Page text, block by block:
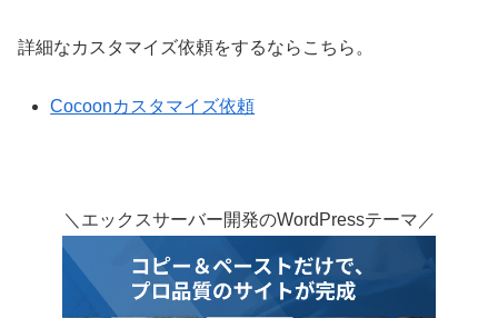
詳細なカスタマイズ依頼をするならこちら。
Cocoonカスタマイズ依頼
＼エックスサーバー開発のWordPressテーマ／